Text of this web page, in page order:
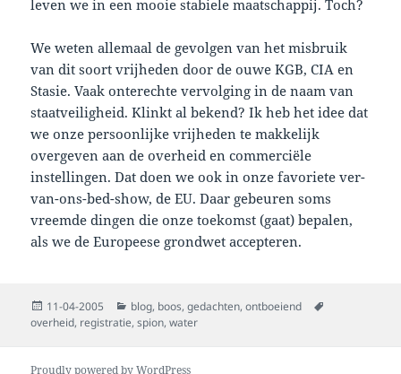
leven we in een mooie stabiele maatschappij. Toch?
We weten allemaal de gevolgen van het misbruik
van dit soort vrijheden door de ouwe KGB, CIA en
Stasie. Vaak onterechte vervolging in de naam van
staatveiligheid. Klinkt al bekend? Ik heb het idee dat
we onze persoonlijke vrijheden te makkelijk
overgeven aan de overheid en commerciële
instellingen. Dat doen we ook in onze favoriete ver-
van-ons-bed-show, de EU. Daar gebeuren soms
vreemde dingen die onze toekomst (gaat) bepalen,
als we de Europeese grondwet accepteren.
Posted
on
11-04-2005 Categories
blog, boos,gedachten,ontboeiend
overheid, registratie,spion,water
Proudly powered by WordPress